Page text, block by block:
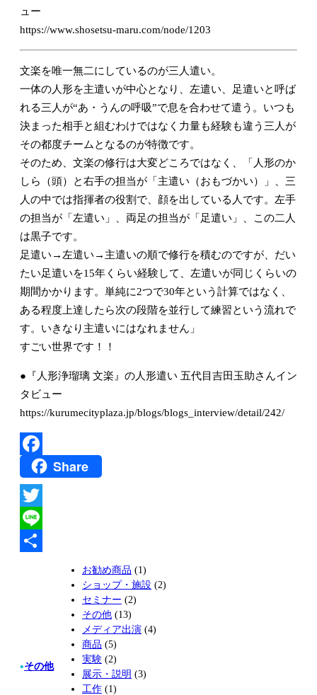
ュー
https://www.shosetsu-maru.com/node/1203
文楽を唯一無二にしているのが三人遣い。
一体の人形を主遣いが中心となり、左遣い、足遣いと呼ば
れる三人が“あ・うんの呼吸”で息を合わせて遣う。いつも
決まった相手と組むわけではなく力量も経験も違う三人が
その都度チームとなるのが特徴です。
そのため、文楽の修行は大変どころではなく、「人形のか
しら（頭）と右手の担当が「主遣い（おもづかい）」、三
人の中では指揮者の役割で、顔を出している人です。左手
の担当が「左遣い」、両足の担当が「足遣い」、この二人
は黒子です。
足遣い→左遣い→主遣いの順で修行を積むのですが、だい
たい足遣いを15年くらい経験して、左遣いが同じくらいの
期間かかります。単純に2つで30年という計算ではなく、
ある程度上達したら次の段階を並行して練習という流れで
す。いきなり主遣いにはなれません」
すごい世界です！！
●『人形浄瑠璃 文楽』の人形遣い 五代目吉田玉助さんイン
タビュー
https://kurumecityplaza.jp/blogs/blogs_interview/detail/242/
FacebookShare
Twitter
Line
•その他
お勧め商品 (1)
ショップ・施設 (2)
セミナー (2)
その他 (13)
メディア出演 (4)
商品 (5)
実験 (2)
展示・説明 (3)
工作 (1)